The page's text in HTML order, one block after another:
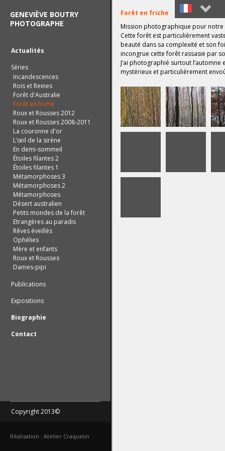
Forêt en friche
Mission photographique pour notre
Cette forêt est particulièrement
beauté dans sa complexité et son
incongrue cette forêt rassasie par
J’ai photographié surtout
mystérieux et particulièrement
GENEVIÈVE BOUTRY
PHOTOGRAPHE
Actualités
Séries
Incandescences
Rois et Reines
Forêt d'Australie
Forêt en friche
Roux et Rousses 2012
Roux et Rousses 2008-2011
La couronne d'or
L’œil de la sirène
En demi-sommeil
Étoiles filantes 2
Étoiles filantes 1
Métamorphoses 3
Métamorphoses 2
Métamorphoses
Désert australien
Petits mondes de la forêt
Etrangères au paradis
Rêves éveillés
Ophélies
Mère et enfants
Roux et Rousses
Dames-pipi
Publications
Expositions
Biographie
Contact
Copyright 2013©
Réalisation : Atelier Craquelin
Français
English